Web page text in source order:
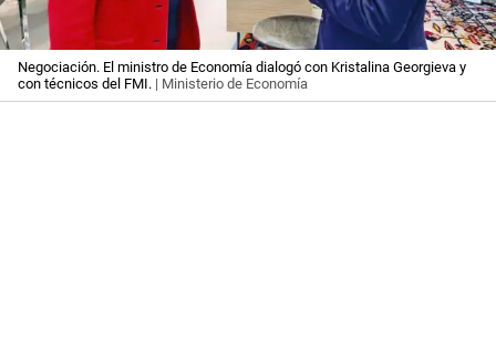
Negociación. El ministro de Economía dialogó con Kristalina Georgieva y
con técnicos del FMI. | Ministerio de Economía